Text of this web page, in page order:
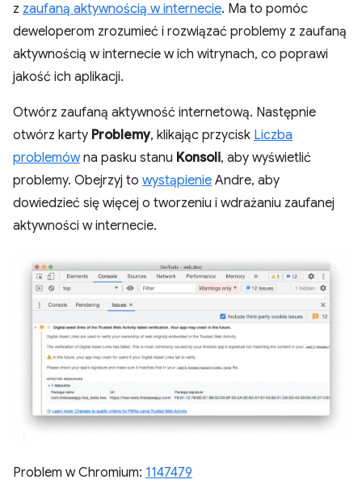
z zaufaną aktywnością w internecie. Ma to pomóc
deweloperom zrozumieć i rozwiązać problemy z zaufaną
aktywnością w internecie w ich witrynach, co poprawi
jakość ich aplikacji.
Otwórz zaufaną aktywność internetową. Następnie
otwórz karty Problemy, klikając przycisk Liczba
problemówna pasku stanu Konsoli, aby wyświetlić
problemy. Obejrzyj to wystąpienie Andre, aby
dowiedzieć się więcej o tworzeniu i wdrażaniu zaufanej
aktywności w internecie.
Problem w Chromium: 1147479